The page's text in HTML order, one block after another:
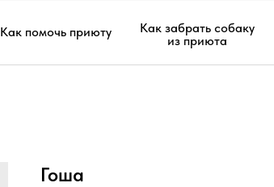
Как помочь приюту
Как забрать собаку
из приюта
Гоша